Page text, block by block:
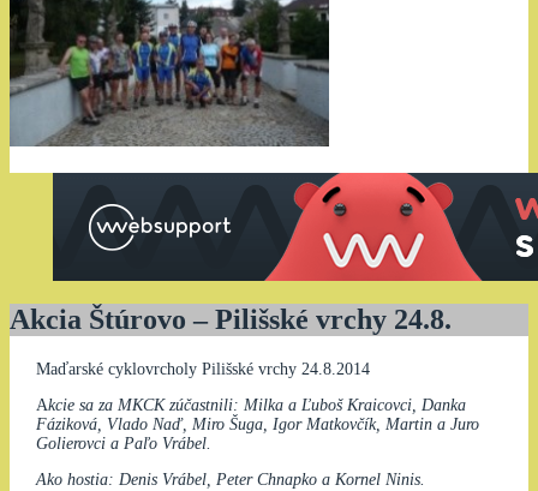
Akcia Štúrovo – Pilišské vrchy 24.8.
Maďarské cyklovrcholy Pilišské vrchy 24.8.2014
Akcie sa za MKCK zúčastnili: Milka a Ľuboš Kraicovci, Danka
Fáziková, Vlado Naď, Miro Šuga, Igor Matkovčík, Martin a Juro
Golierovci a Paľo Vrábel.
Ako hostia: Denis Vrábel, Peter Chnapko a Kornel Ninis.